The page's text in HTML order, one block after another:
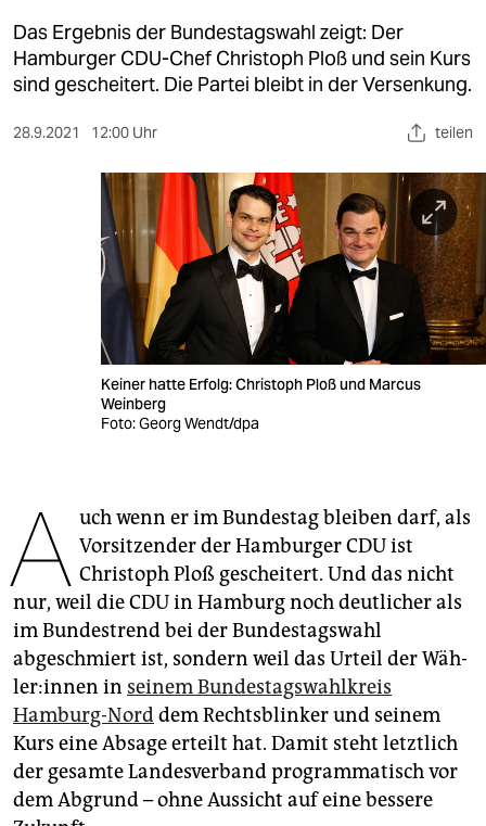
kultur
sport
berlin
veranstaltungen
abo
genossenschaft
epaper login
Das Ergebnis der Bundestagswahl zeigt: Der
Hamburger CDU-Chef Christoph Ploß und sein Kurs
sind gescheitert. Die Partei bleibt in der Versenkung.
28.9.2021 12:00 Uhr teilen
Keiner hatte Erfolg: Christoph Ploß und Marcus
Weinberg
Foto: Georg Wendt/dpa
A uch wenn er im Bundestag bleiben darf, als
Vorsitzender der Hamburger CDU ist
Christoph Ploß gescheitert. Und das nicht
nur, weil die CDU in Hamburg noch deutlicher als
im Bundestrend bei der Bundestagswahl
abgeschmiert ist, sondern weil das Urteil der Wäh­
le­r:in­nen in seinem Bundestagswahlkreis
Hamburg-Norddem Rechtsblinker und seinem
Kurs eine Absage erteilt hat. Damit steht letztlich
der gesamte Landesverband programmatisch vor
dem Abgrund – ohne Aussicht auf eine bessere